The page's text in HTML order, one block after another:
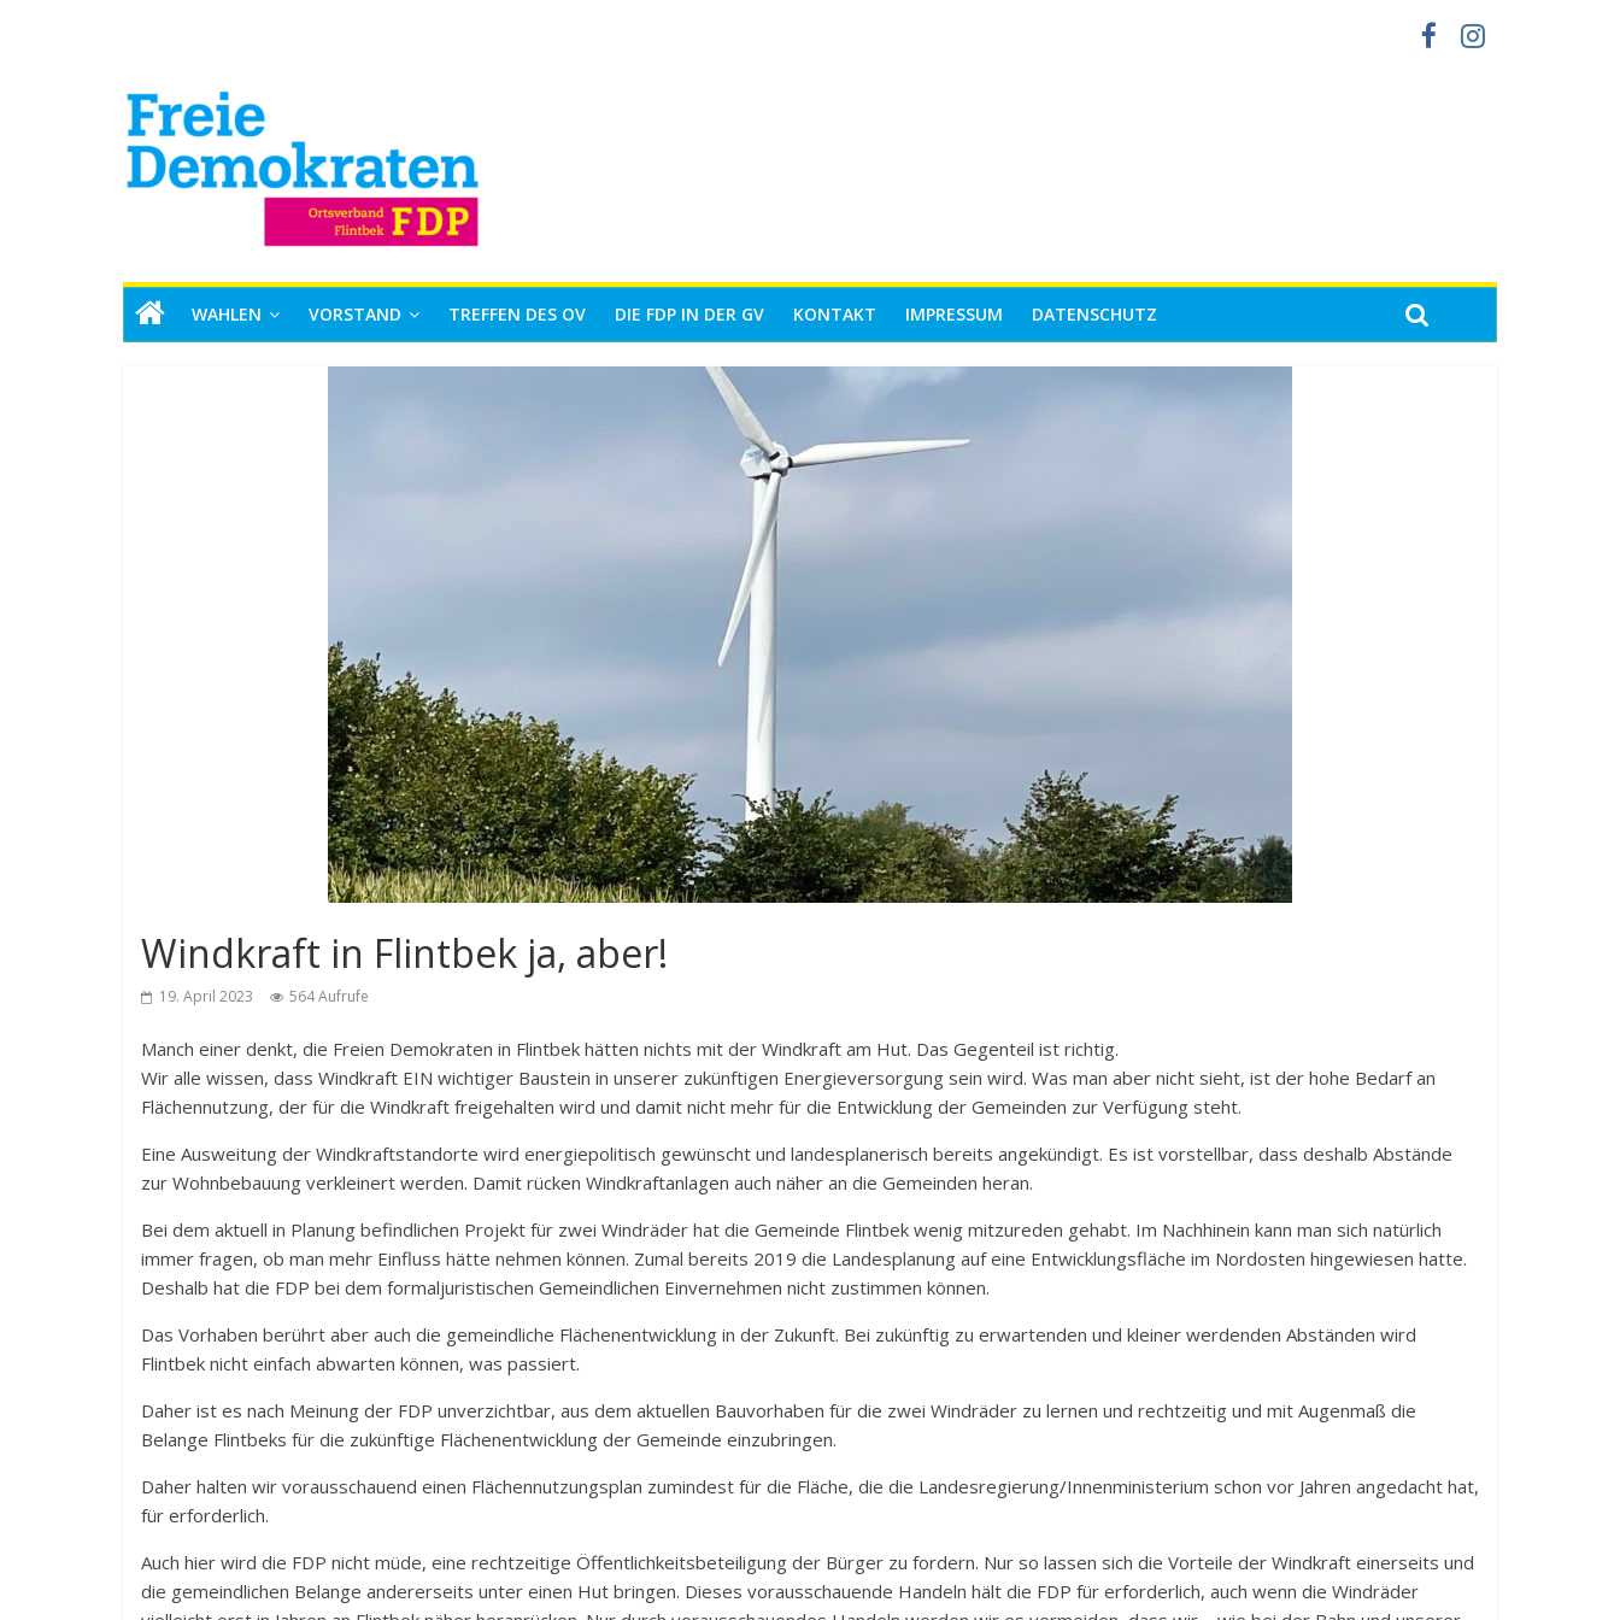
WAHLEN VORSTAND TREFFEN DES OV DIE FDP IN DER GV KONTAKT IMPRESSUM DATENSCHUTZ
Windkraft in Flintbek ja, aber!
19. April 2023 564 Aufrufe
Manch einer denkt, die Freien Demokraten in Flintbek hätten nichts mit der Windkraft am Hut. Das Gegenteil ist richtig.
Wir alle wissen, dass Windkraft EIN wichtiger Baustein in unserer zukünftigen Energieversorgung sein wird. Was man aber nicht sieht, ist der hohe Bedarf an
Flächennutzung, der für die Windkraft freigehalten wird und damit nicht mehr für die Entwicklung der Gemeinden zur Verfügung steht.
Eine Ausweitung der Windkraftstandorte wird energiepolitisch gewünscht und landesplanerisch bereits angekündigt. Es ist vorstellbar, dass deshalb Abstände
zur Wohnbebauung verkleinert werden. Damit rücken Windkraftanlagen auch näher an die Gemeinden heran.
Bei dem aktuell in Planung befindlichen Projekt für zwei Windräder hat die Gemeinde Flintbek wenig mitzureden gehabt. Im Nachhinein kann man sich natürlich
immer fragen, ob man mehr Einfluss hätte nehmen können. Zumal bereits 2019 die Landesplanung auf eine Entwicklungsfläche im Nordosten hingewiesen hatte.
Deshalb hat die FDP bei dem formaljuristischen Gemeindlichen Einvernehmen nicht zustimmen können.
Das Vorhaben berührt aber auch die gemeindliche Flächenentwicklung in der Zukunft. Bei zukünftig zu erwartenden und kleiner werdenden Abständen wird
Flintbek nicht einfach abwarten können, was passiert.
Daher ist es nach Meinung der FDP unverzichtbar, aus dem aktuellen Bauvorhaben für die zwei Windräder zu lernen und rechtzeitig und mit Augenmaß die
Belange Flintbeks für die zukünftige Flächenentwicklung der Gemeinde einzubringen.
Daher halten wir vorausschauend einen Flächennutzungsplan zumindest für die Fläche, die die Landesregierung/Innenministerium schon vor Jahren angedacht hat,
für erforderlich.
Auch hier wird die FDP nicht müde, eine rechtzeitige Öffentlichkeitsbeteiligung der Bürger zu fordern. Nur so lassen sich die Vorteile der Windkraft einerseits und
die gemeindlichen Belange andererseits unter einen Hut bringen. Dieses vorausschauende Handeln hält die FDP für erforderlich, auch wenn die Windräder